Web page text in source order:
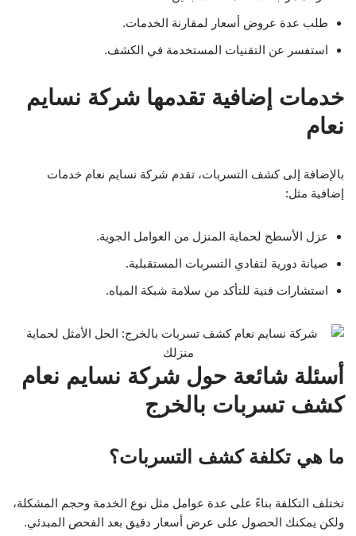
طلب عدة عروض أسعار لمقارنة الخدمات.
استفسر عن التقنيات المستخدمة في الكشف.
خدمات إضافية تقدمها شركة نسايم
نعام
بالإضافة إلى كشف التسربات، تقدم شركة نسايم نعام خدمات
إضافية مثل:
عزل الأسطح لحماية المنزل من العوامل الجوية.
صيانة دورية لتفادي التسربات المستقبلية.
استشارات فنية للتأكد من سلامة شبكة المياه.
أسئلة شائعة حول شركة نسايم نعام
كشف تسربات بالخرج
ما هي تكلفة كشف التسربات؟
تختلف التكلفة بناءً على عدة عوامل مثل نوع الخدمة وحجم المشكلة،
ولكن يمكنك الحصول على عرض أسعار دقيق بعد الفحص المبدئي.